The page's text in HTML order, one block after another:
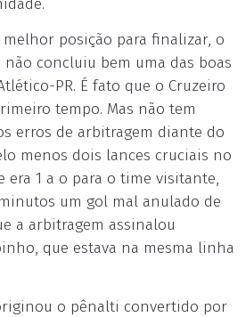
melhor posição para finalizar, o
não concluiu bem uma das boas
PR. É fato que o Cruzeiro
tempo. Mas não tem
erros de arbitragem diante do
menos dois lances cruciais no
era 1 a o para o time visitante,
um gol mal anulado de
a arbitragem assinalou
que estava na mesma linha
o pênalti convertido por